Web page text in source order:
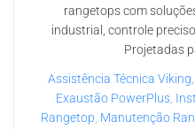
rangetops com
industrial, controle
Projetadas
Assistência Técnica Viking,
Exaustão PowerPlus,
Rangetop, Manutenção